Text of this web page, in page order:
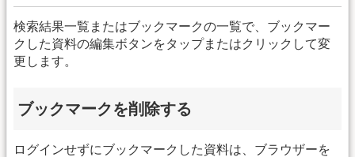
検索結果一覧またはブックマークの一覧で、ブックマー
クした資料の編集ボタンをタップまたはクリックして変
更します。
ブックマークを削除する
ログインせずにブックマークした資料は、ブラウザーを